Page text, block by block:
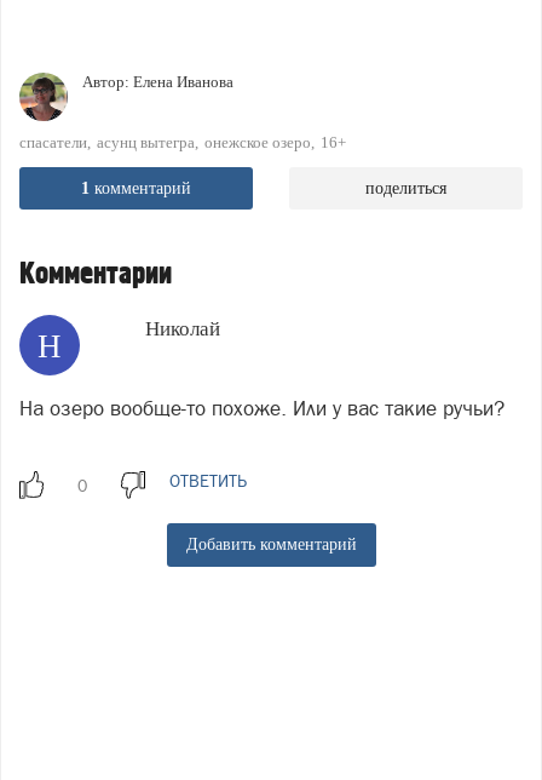
Автор: Елена Иванова
спасатели асунц вытегра онежское озеро 16+
1 комментарий поделиться
Комментарии
Н Николай
На озеро вообще-то похоже. Или у вас такие ручьи?
ОТВЕТИТЬ
Добавить комментарий